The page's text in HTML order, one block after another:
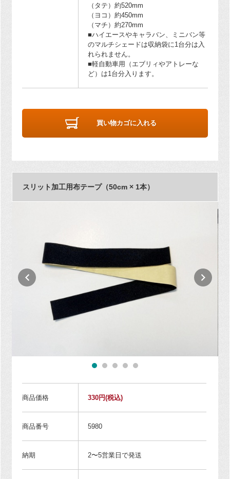
（タテ）約520mm
（ヨコ）約450mm
（マチ）約270mm
■ハイエースやキャラバン、ミニバン等
のマルチシェードは収納袋に1台分は入
れられません。
■軽自動車用（エブリィやアトレーな
ど）は1台分入ります。
買い物カゴに入れる
スリット加工用布テープ（50cm × 1本）
商品価格 330円(税込)
商品番号 5980
納期 2〜5営業日で発送